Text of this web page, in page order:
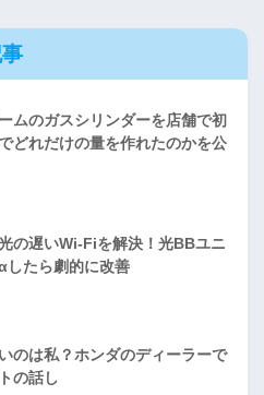
ムのガスシリンダーを店舗で初
どれだけの量を作れたのかを公
の遅いWi-Fiを解決！光BBユニ
したら劇的に改善
のは私？ホンダのディーラーで
の話し